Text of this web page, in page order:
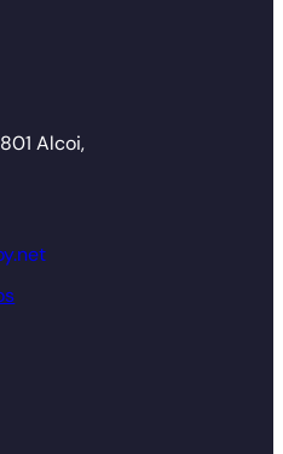
Alcoi,